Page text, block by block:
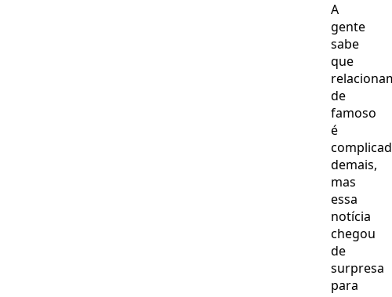
A
gente
sabe
que
de
famoso
é
demais,
mas
essa
notícia
chegou
de
surpresa
para